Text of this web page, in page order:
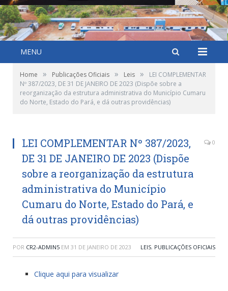
MENU
Home » Publicações Oficiais » Leis »
LEI COMPLEMENTAR
Nº 387/2023, DE 31 DE JANEIRO DE 2023 (Dispõe sobre a
reorganização da estrutura administrativa do Município Cumaru
do Norte, Estado do Pará, e dá outras providências)
LEI COMPLEMENTAR Nº 387/2023,
DE 31 DE JANEIRO DE 2023 (Dispõe
sobre a reorganização da estrutura
administrativa do Município
Cumaru do Norte, Estado do Pará, e
dá outras providências)
0
POR CR2-ADMIN5 EM 31 DE JANEIRO DE 2023 LEIS, PUBLICAÇÕES OFICIAIS
Clique aqui para visualizar